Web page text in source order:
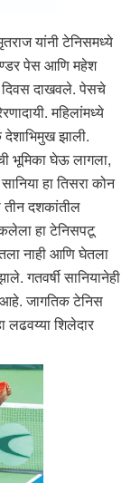
यांनी टेनिसमध्ये
पेस आणि महेश
दिवस दाखवले. पेसचे
महिलांमध्ये
देशाभिमुख झाली.
भूमिका घेऊ लागला,
हा तिसरा कोन
तीन दशकांतील
हा टेनिसपटू
नाही आणि घेतला
गतवर्षी सानियानेही
आहे. जागतिक टेनिस
लढवय्या शिलेदार